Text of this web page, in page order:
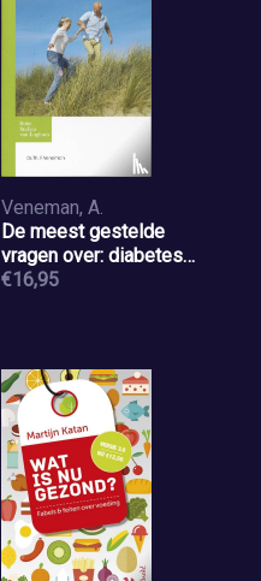
Veneman, A.
De meest gestelde
vragen over: diabetes
type 2
€16,95